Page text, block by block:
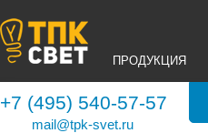
ПРОДУКЦИЯ
+7 (495) 540-57-57
mail@tpk-svet.ru